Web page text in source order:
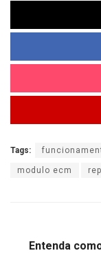
Tags:
modulo ecm
Entenda